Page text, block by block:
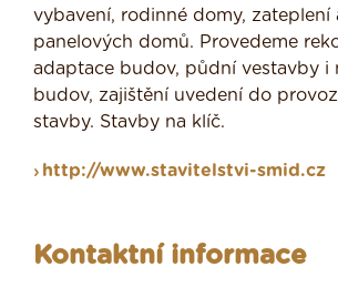
vybavení, rodinné domy, zateplení
panelových domů. Provedeme
adaptace budov, půdní vestavby i
budov, zajištění uvedení do
stavby. Stavby na klíč.
http://www.stavitelstvi-smid.cz
Kontaktní informace